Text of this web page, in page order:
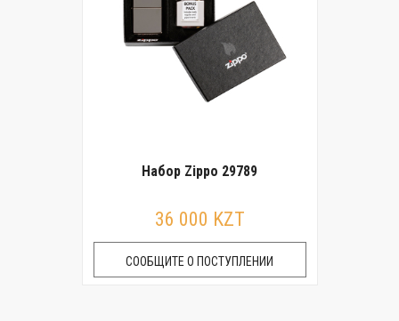
Набор Zippo 29789
36 000 KZT
СООБЩИТЕ О ПОСТУПЛЕНИИ